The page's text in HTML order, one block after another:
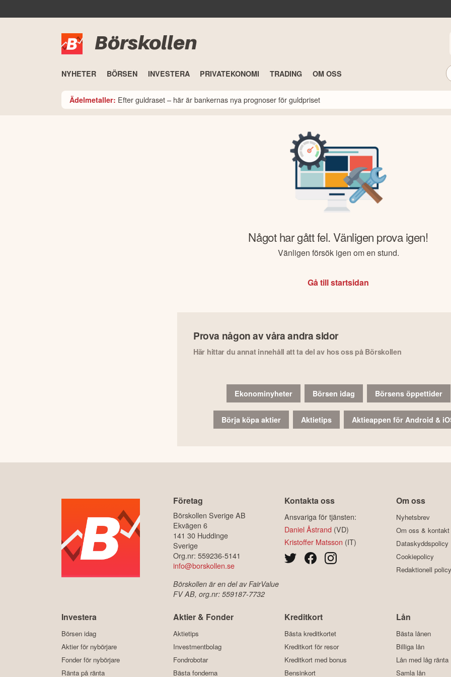
Börskollen
NYHETER BÖRSEN INVESTERA PRIVATEKONOMI TRADING OM OSS
Ädelmetaller: Efter guldraset – här är bankernas nya prognoser för guldpriset
Något har gått fel. Vänligen prova igen!
Vänligen försök igen om en stund.
Gå till startsidan
Prova någon av våra andra sidor
Här hittar du annat innehåll att ta del av hos oss på Börskollen
Ekonominyheter Börsen idag Börsens öppettider
Börja köpa aktier Aktietips Aktieappen för Android &
Företag
Börskollen Sverige AB
Ekvägen 6
141 30 Huddinge
Sverige
Org.nr: 559236-5141
info@borskollen.se
Börskollen är en del av FairValue
FV AB, org.nr: 559187-7732
Kontakta oss
Ansvariga för tjänsten:
Daniel Åstrand (VD)
Kristoffer Matsson (IT)
Om oss
Nyhetsbrev
Om oss & kontakt
Dataskyddspolicy
Cookiepolicy
Redaktionell policy
Investera
Börsen idag
Aktier för nybörjare
Fonder för nybörjare
Ränta på ränta
Aktier & Fonder
Aktietips
Investmentbolag
Fondrobotar
Bästa fonderna
Kreditkort
Bästa kreditkortet
Kreditkort för resor
Kreditkort med bonus
Bensinkort
Lån
Bästa lånen
Billiga lån
Lån med låg ränta
Samla lån